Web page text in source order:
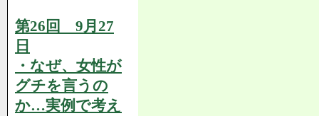
第26回 9月27
日
・なぜ、女性が
グチを言うの
か…実例で考え